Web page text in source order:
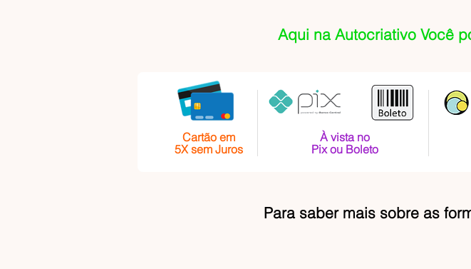
Aqui na Autocriativo Você
Cartão em
5X sem Juros
À vista no
Pix ou Boleto
Para saber mais sobre as